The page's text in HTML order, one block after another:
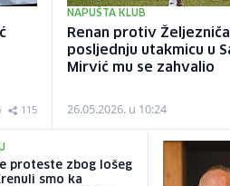
115
NAPUŠTA KLUB
Renan protiv
posljednju utakmicu u
Mirvić mu se zahvalio
26.05.2026. u 10:24
proteste zbog lošeg
smo ka